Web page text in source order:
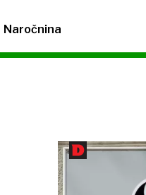
Naročnina